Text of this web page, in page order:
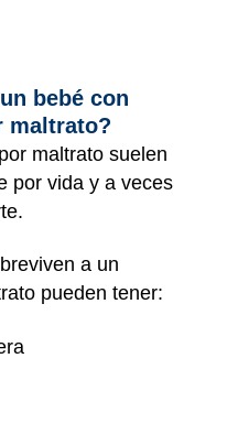
bebé con
maltrato?
maltrato suelen
por vida y a veces
a un
pueden tener: